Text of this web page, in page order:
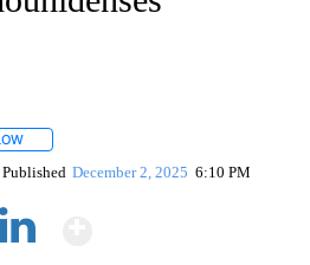
Published December 2, 2025 6:10 PM